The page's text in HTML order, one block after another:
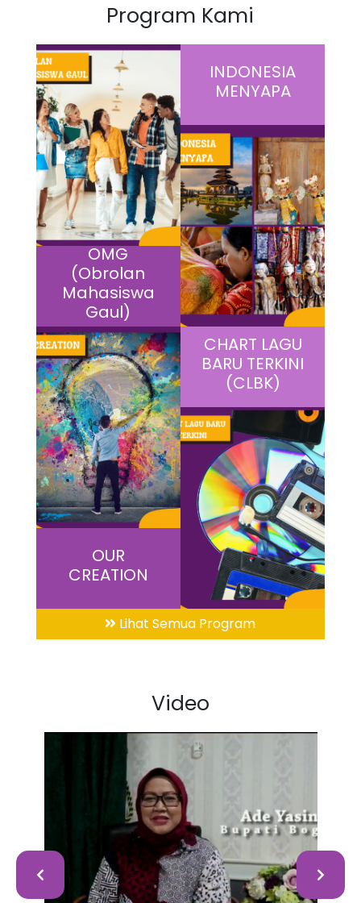
Program Kami
OMG
(Obrolan
Mahasiswa
Gaul)
INDONESIA
MENYAPA
OUR
CREATION
CHART LAGU
BARU TERKINI
(CLBK)
Lihat Semua Program
Video